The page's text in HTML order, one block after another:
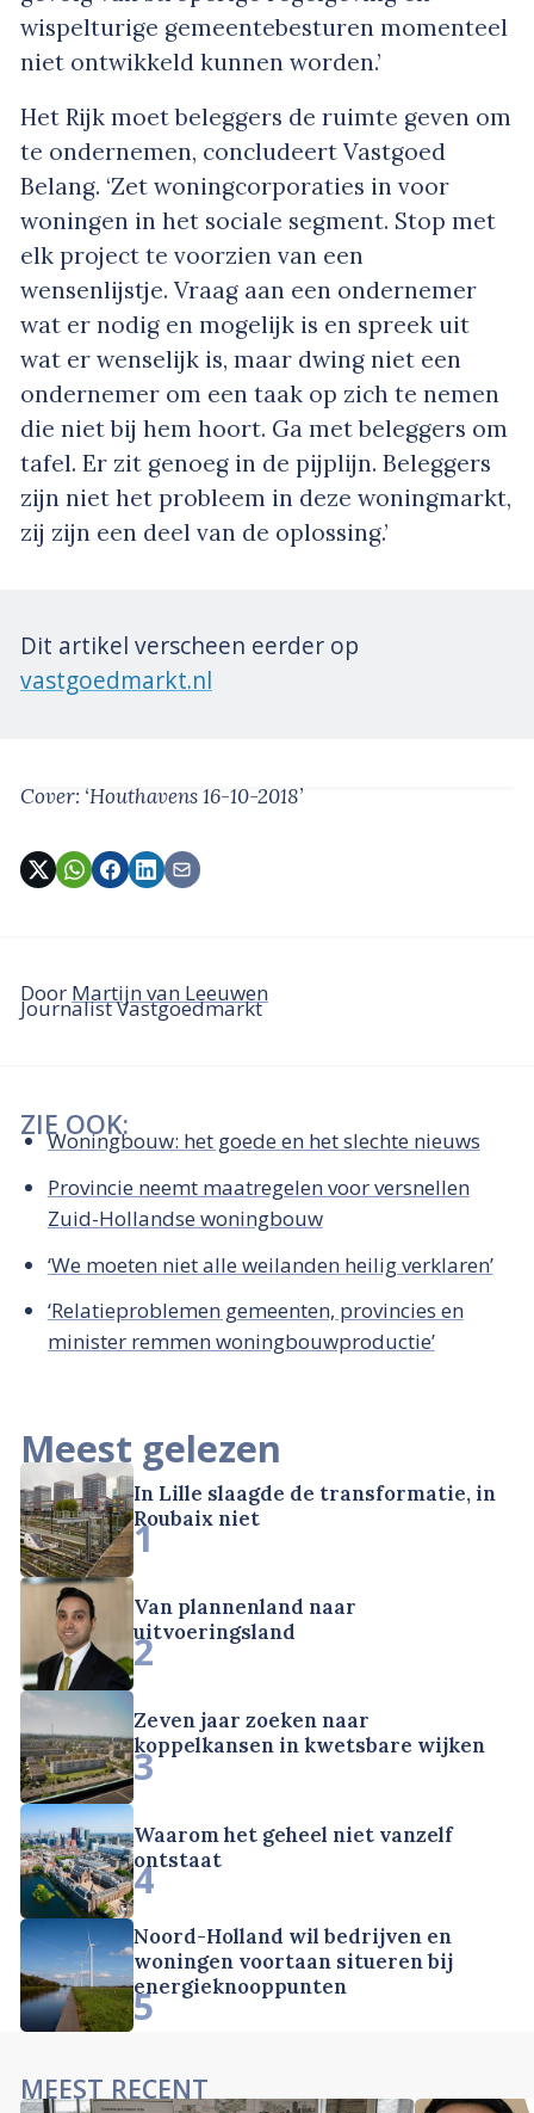
wispelturige gemeentebesturen momenteel
niet ontwikkeld kunnen worden.’
Het Rijk moet beleggers de ruimte geven om
te ondernemen, concludeert Vastgoed
Belang. ‘Zet woningcorporaties in voor
woningen in het sociale segment. Stop met
elk project te voorzien van een
wensenlijstje. Vraag aan een ondernemer
wat er nodig en mogelijk is en spreek uit
wat er wenselijk is, maar dwing niet een
ondernemer om een taak op zich te nemen
die niet bij hem hoort. Ga met beleggers om
tafel. Er zit genoeg in de pijplijn. Beleggers
zijn niet het probleem in deze woningmarkt,
zij zijn een deel van de oplossing.’
Dit artikel verscheen eerder op
vastgoedmarkt.nl
Cover: ‘Houthavens 16-10-2018’
Door Martijn van Leeuwen
Journalist Vastgoedmarkt
ZIE OOK:
Woningbouw: het goede en het slechte nieuws
Provincie neemt maatregelen voor versnellen
Zuid-Hollandse woningbouw
‘We moeten niet alle weilanden heilig verklaren’
‘Relatieproblemen gemeenten, provincies en
minister remmen woningbouwproductie’
Meest gelezen
In Lille slaagde de transformatie, in
Roubaix niet
1
Van plannenland naar
uitvoeringsland
2
Zeven jaar zoeken naar
koppelkansen in kwetsbare wijken
3
Waarom het geheel niet vanzelf
ontstaat
4
Noord-Holland wil bedrijven en
woningen voortaan situeren bij
energieknooppunten
5
MEEST RECENT